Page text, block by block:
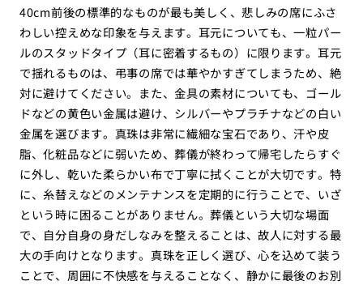
40cm前後の標準的なものが最も美しく、悲しみの席にふさ
わしい控えめな印象を与えます。耳元についても、一粒パー
ルのスタッドタイプ（耳に密着するもの）に限ります。耳元
で揺れるものは、弔事の席では華やかすぎてしまうため、絶
対に避けてください。また、金具の素材についても、ゴール
ドなどの黄色い金属は避け、シルバーやプラチナなどの白い
金属を選びます。真珠は非常に繊細な宝石であり、汗や皮
脂、化粧品などに弱いため、葬儀が終わって帰宅したらすぐ
に外し、乾いた柔らかい布で丁寧に拭くことが大切です。特
に、糸替えなどのメンテナンスを定期的に行うことで、いざ
という時に困ることがありません。葬儀という大切な場面
で、自分自身の身だしなみを整えることは、故人に対する最
大の手向けとなります。真珠を正しく選び、心を込めて装う
ことで、周囲に不快感を与えることなく、静かに最後のお別